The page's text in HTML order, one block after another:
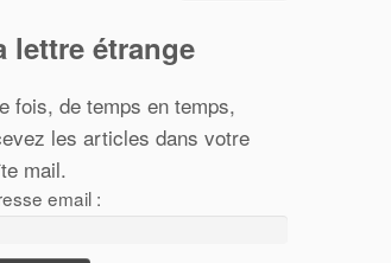
lettre étrange
fois, de temps en temps,
les articles dans votre
mail.
email :